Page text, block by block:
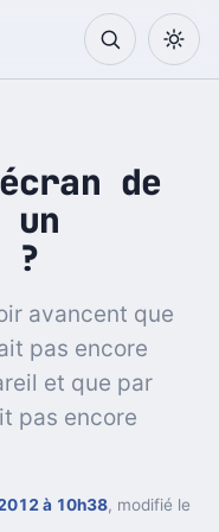
de
un
?
avancent que
pas encore
et que par
pas encore
à 10h38, modifié le